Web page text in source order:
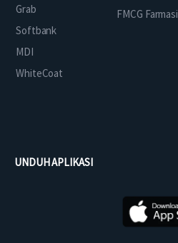
Grab
Softbank
MDI
WhiteCoat
FMCG Farmasi
UNDUH APLIKASI